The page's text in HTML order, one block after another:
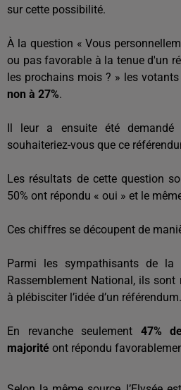
sur cette possibilité.
À la question « Vous
ou pas favorable à la tenue d'un
les prochains mois ? » les
non à 27%.
Il leur a ensuite été demandé
souhaiteriez-vous que ce
Les résultats de cette question
50% ont répondu « oui » et le
Ces chiffres se découpent de
Parmi les sympathisants de la
Rassemblement National, ils sont
à plébisciter l’idée d’un référendum.
En revanche seulement 47%
majorité ont répondu